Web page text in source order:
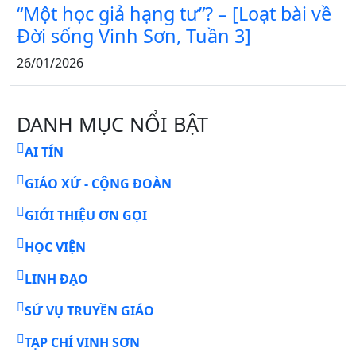
“Một học giả hạng tư”? – [Loạt bài về
Đời sống Vinh Sơn, Tuần 3]
26/01/2026
DANH MỤC NỔI BẬT
AI TÍN
GIÁO XỨ - CỘNG ĐOÀN
GIỚI THIỆU ƠN GỌI
HỌC VIỆN
LINH ĐẠO
SỨ VỤ TRUYỀN GIÁO
TẠP CHÍ VINH SƠN